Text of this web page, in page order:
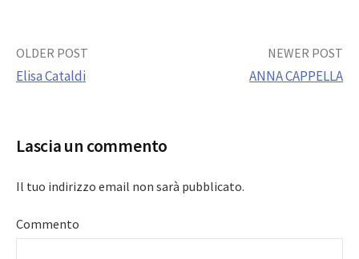
Post
OLDER POST
Elisa Cataldi
NEWER POST
ANNA CAPPELLA
Lascia un commento
Il tuo indirizzo email non sarà pubblicato.
Commento